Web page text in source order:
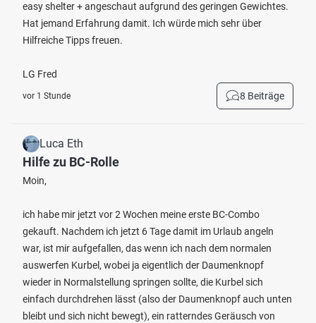
easy shelter + angeschaut aufgrund des geringen Gewichtes.
Hat jemand Erfahrung damit. Ich würde mich sehr über
Hilfreiche Tipps freuen.
LG Fred
vor 1 Stunde 8 Beiträge
Luca Eth
Hilfe zu BC-Rolle
Moin,
ich habe mir jetzt vor 2 Wochen meine erste BC-Combo
gekauft. Nachdem ich jetzt 6 Tage damit im Urlaub angeln
war, ist mir aufgefallen, das wenn ich nach dem normalen
auswerfen Kurbel, wobei ja eigentlich der Daumenknopf
wieder in Normalstellung springen sollte, die Kurbel sich
einfach durchdrehen lässt (also der Daumenknopf auch unten
bleibt und sich nicht bewegt), ein ratterndes Geräusch von